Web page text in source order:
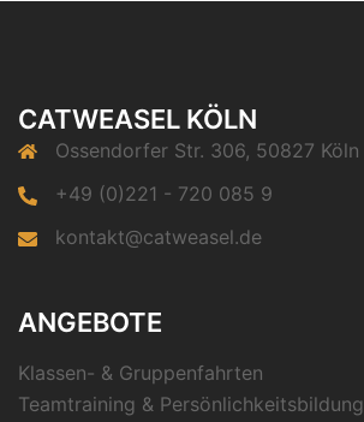
CATWEASEL KÖLN
Ossendorfer Str. 306, 50827 Köln
+49 (0)221 - 720 085 9
kontakt@catweasel.de
ANGEBOTE
Klassen- & Gruppenfahrten
Teamtraining & Persönlichkeitsbildung